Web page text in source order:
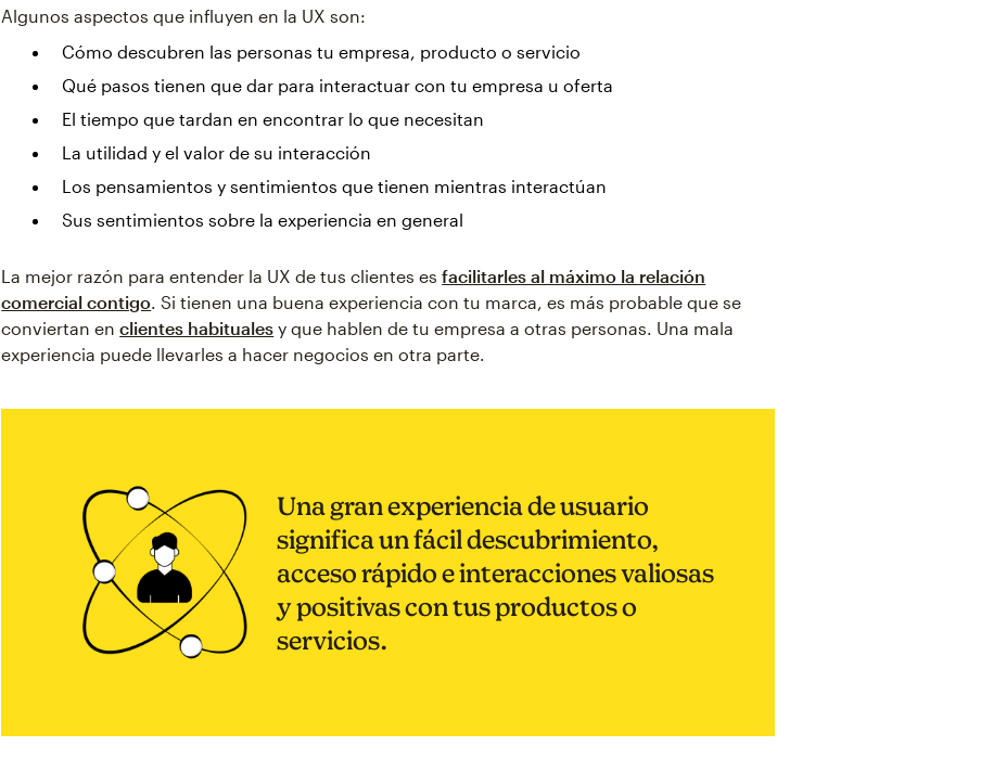
Algunos aspectos que influyen en la UX son:
Cómo descubren las personas tu empresa, producto o servicio
Qué pasos tienen que dar para interactuar con tu empresa u oferta
El tiempo que tardan en encontrar lo que necesitan
La utilidad y el valor de su interacción
Los pensamientos y sentimientos que tienen mientras interactúan
Sus sentimientos sobre la experiencia en general
La mejor razón para entender la UX de tus clientes esfacilitarles al máximo la relación
comercial contigo. Si tienen una buena experiencia con tu marca, es más probable que se
conviertan enclientes habituales y que hablen de tu empresa a otras personas. Una mala
experiencia puede llevarles a hacer negocios en otra parte.
Una gran experiencia de usuario
significa un fácil descubrimiento,
acceso rápido e interacciones valiosas
y positivas con tus productos o
servicios.